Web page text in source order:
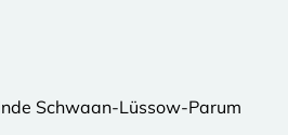
Schwaan-Lüssow-Parum